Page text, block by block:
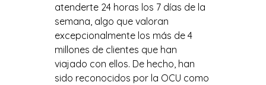
atenderte 24 horas los 7 días de la
semana, algo que valoran
excepcionalmente los más de 4
millones de clientes que han
viajado con ellos. De hecho, han
sido reconocidos por la OCU como